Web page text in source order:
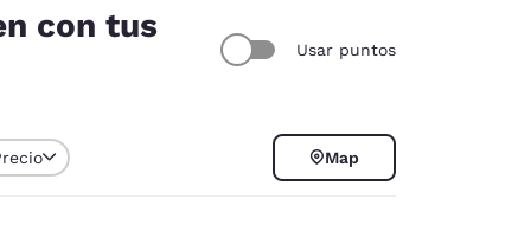
con tus
Usar puntos
Map